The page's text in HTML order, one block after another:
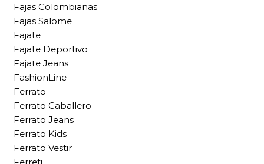
Fajas Colombianas
Fajas Salome
Fajate
Fajate Deportivo
Fajate Jeans
FashionLine
Ferrato
Ferrato Caballero
Ferrato Jeans
Ferrato Kids
Ferrato Vestir
Ferreti